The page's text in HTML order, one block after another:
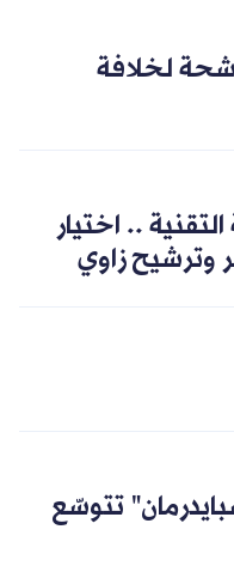
لخلافة
.. اختيار
وترشيح زاوي
تتوسّع